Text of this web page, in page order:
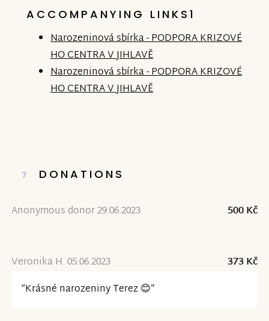
ACCOMPANYING LINKS1
Narozeninová sbírka - PODPORA KRIZOVÉ
HO CENTRA V JIHLAVĚ
Narozeninová sbírka - PODPORA KRIZOVÉ
HO CENTRA V JIHLAVĚ
7 DONATIONS
Anonymous donor 29.06.2023 500 Kč
Veronika H. 05.06.2023
373 Kč
“Krásné narozeniny Terez 😊”